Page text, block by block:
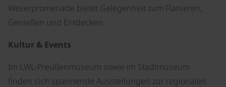
Weserpromenade bietet Gelegenheit zum Flanieren,
Genießen und Entdecken.
Kultur & Events
Im LWL‑Preußenmuseum sowie im Stadtmuseum
finden sich spannende Ausstellungen zur regionalen